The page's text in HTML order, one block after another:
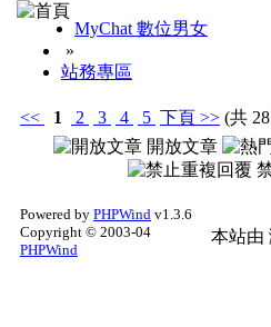
MyChat 數位男女
»
站務專區
<< 1 2 3 4 5 下頁 >> (共
開放文章
Powered by PHPWind v1.3.6
Copyright © 2003-04
PHPWind
本站由